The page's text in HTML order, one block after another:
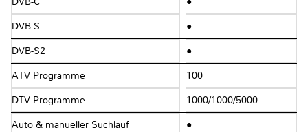
DVB-S ●
DVB-S2 ●
ATV Programme 100
DTV Programme 1000/1000/5000
Auto & manueller Suchlauf ●